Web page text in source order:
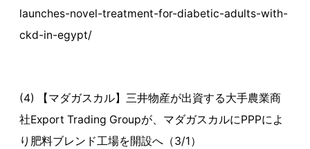
launches-novel-treatment-for-diabetic-adults-with-
ckd-in-egypt/
(4) 【マダガスカル】三井物産が出資する大手農業商
社Export Trading Groupが、マダガスカルにPPPによ
り肥料ブレンド工場を開設へ（3/1）